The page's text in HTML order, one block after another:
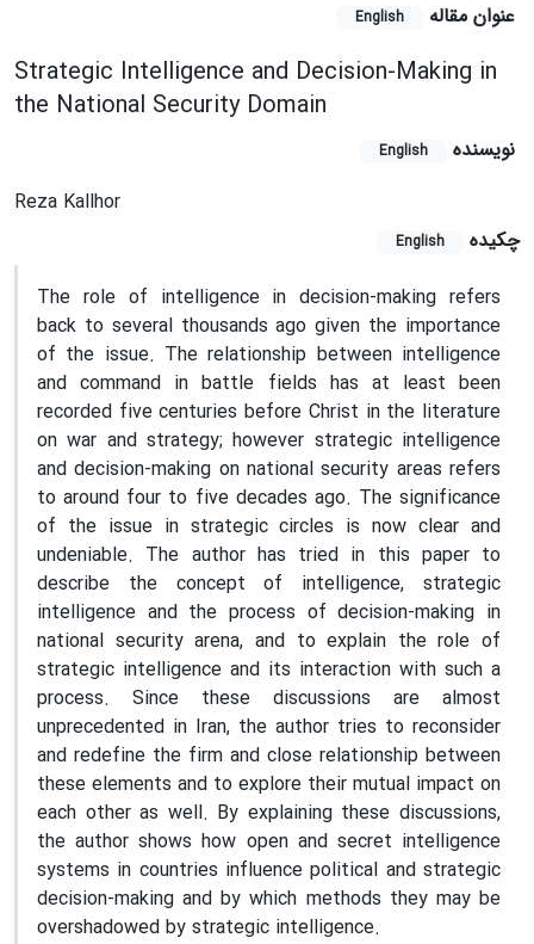
عنوان مقاله English
Strategic Intelligence and Decision-Making in
the National Security Domain
نویسنده English
Reza Kallhor
چکیده
English
The role of intelligence in decision-making refers
back to several thousands ago given the importance
of the issue. The relationship between intelligence
and command in battle fields has at least been
recorded five centuries before Christ in the literature
on war and strategy; however strategic intelligence
and decision-making on national security areas refers
to around four to five decades ago. The significance
of the issue in strategic circles is now clear and
undeniable. The author has tried in this paper to
describe the concept of intelligence, strategic
intelligence and the process of decision-making in
national security arena, and to explain the role of
strategic intelligence and its interaction with such a
process. Since these discussions are almost
unprecedented in Iran, the author tries to reconsider
and redefine the firm and close relationship between
these elements and to explore their mutual impact on
each other as well. By explaining these discussions,
the author shows how open and secret intelligence
systems in countries influence political and strategic
decision-making and by which methods they may be
overshadowed by strategic intelligence.